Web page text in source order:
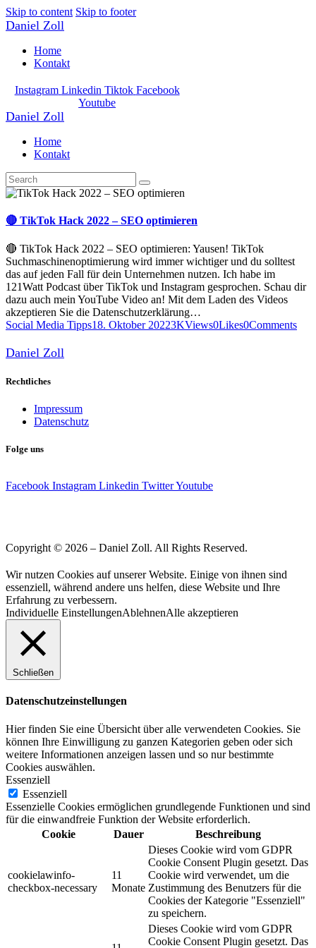
Skip to content Skip to footer
Daniel Zoll
Home
Kontakt
Instagram Linkedin Tiktok Facebook
Youtube
Daniel Zoll
Home
Kontakt
🔴 TikTok Hack 2022 – SEO optimieren
🔴 TikTok Hack 2022 – SEO optimieren: Yausen! TikTok
Suchmaschinenoptimierung wird immer wichtiger und du solltest
das auf jeden Fall für dein Unternehmen nutzen. Ich habe im
121Watt Podcast über TikTok und Instagram gesprochen. Schau dir
dazu auch mein YouTube Video an! Mit dem Laden des Videos
akzeptieren Sie die Datenschutzerklärung…
Social Media Tipps18. Oktober 20223KViews0Likes0Comments
Daniel Zoll
Rechtliches
Impressum
Datenschutz
Folge uns
Facebook Instagram Linkedin TwitterYoutube
Copyright © 2026 – Daniel Zoll. All Rights Reserved.
Wir nutzen Cookies auf unserer Website. Einige von ihnen sind
essenziell, während andere uns helfen, diese Website und Ihre
Erfahrung zu verbessern.
Individuelle EinstellungenAblehnenAlle akzeptieren
Schließen
Datenschutzeinstellungen
Hier finden Sie eine Übersicht über alle verwendeten Cookies. Sie
können Ihre Einwilligung zu ganzen Kategorien geben oder sich
weitere Informationen anzeigen lassen und so nur bestimmte
Cookies auswählen.
Essenziell
Essenziell
Essenzielle Cookies ermöglichen grundlegende Funktionen und sind
für die einwandfreie Funktion der Website erforderlich.
Cookie
Dauer Beschreibung
cookielawinfo-
checkbox-necessary
11
Monate
Dieses Cookie wird vom GDPR
Cookie Consent Plugin gesetzt. Das
Cookie wird verwendet, um die
Zustimmung des Benutzers für die
Cookies der Kategorie "Essenziell"
zu speichern.
Dieses Cookie wird vom GDPR
Cookie Consent Plugin gesetzt. Das